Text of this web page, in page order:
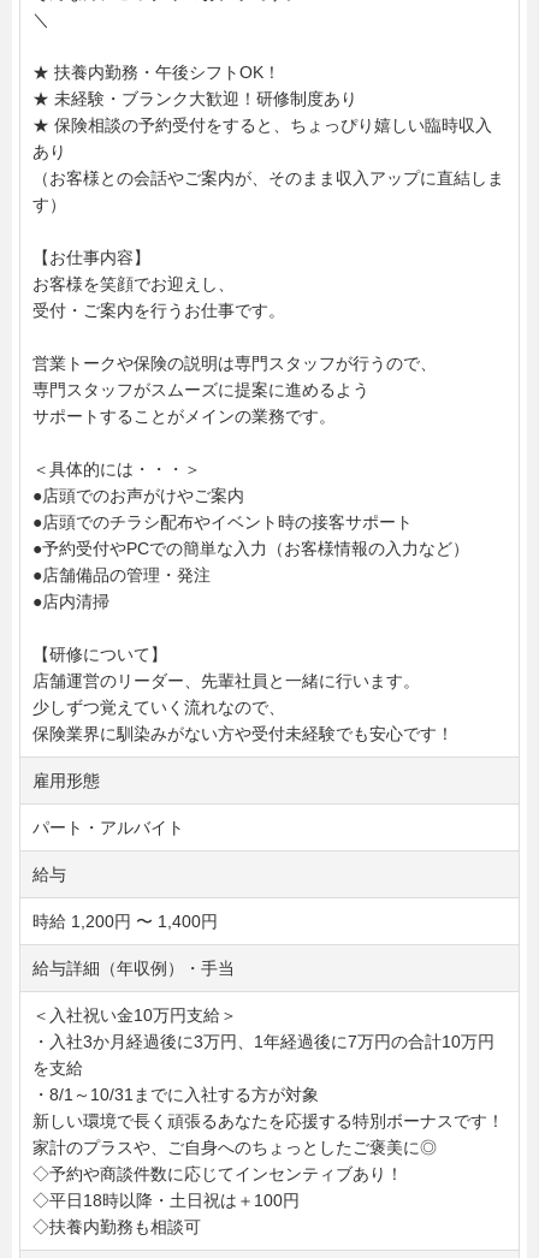
＼
★ 扶養内勤務・午後シフトOK！
★ 未経験・ブランク大歓迎！研修制度あり
★ 保険相談の予約受付をすると、ちょっぴり嬉しい臨時収入
あり
（お客様との会話やご案内が、そのまま収入アップに直結しま
す）
【お仕事内容】
お客様を笑顔でお迎えし、
受付・ご案内を行うお仕事です。
営業トークや保険の説明は専門スタッフが行うので、
専門スタッフがスムーズに提案に進めるよう
サポートすることがメインの業務です。
＜具体的には・・・＞
●店頭でのお声がけやご案内
●店頭でのチラシ配布やイベント時の接客サポート
●予約受付やPCでの簡単な入力（お客様情報の入力など）
●店舗備品の管理・発注
●店内清掃
【研修について】
店舗運営のリーダー、先輩社員と一緒に行います。
少しずつ覚えていく流れなので、
保険業界に馴染みがない方や受付未経験でも安心です！
雇用形態
パート・アルバイト
給与
時給 1,200円 〜 1,400円
給与詳細（年収例）・手当
＜入社祝い金10万円支給＞
・入社3か月経過後に3万円、1年経過後に7万円の合計10万円
を支給
・8/1～10/31までに入社する方が対象
新しい環境で長く頑張るあなたを応援する特別ボーナスです！
家計のプラスや、ご自身へのちょっとしたご褒美に◎
◇予約や商談件数に応じてインセンティブあり！
◇平日18時以降・土日祝は＋100円
◇扶養内勤務も相談可